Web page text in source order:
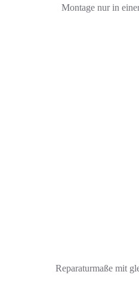
Montage nur in
Reparaturmaße mit